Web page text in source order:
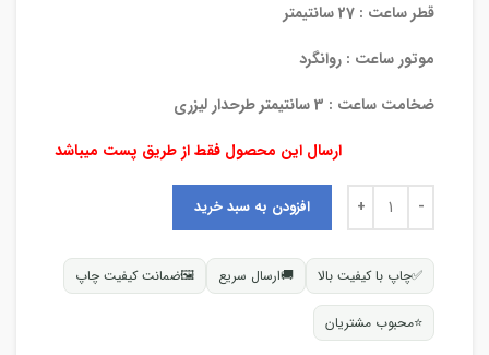
قطر ساعت : 27 سانتیمتر
موتور ساعت : روانگرد
ضخامت ساعت : 3 سانتیمتر طرحدار لیزری
ارسال این محصول فقط از طریق پست میباشد
افزودن به سبد خرید
✅چاپ با کیفیت بالا 🚚ارسال سریع 🖼ضمانت کیفیت چاپ
⭐محبوب مشتریان